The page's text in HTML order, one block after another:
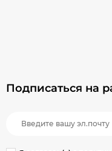
Подписаться на